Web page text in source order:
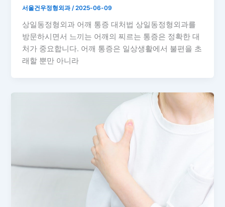
서울건우정형외과/2025-06-09
상일동정형외과 어깨 통증 대처법 상일동정형외과를
방문하시면서 느끼는 어깨의 찌르는 통증은 정확한 대
처가 중요합니다. 어깨 통증은 일상생활에서 불편을 초
래할 뿐만 아니라